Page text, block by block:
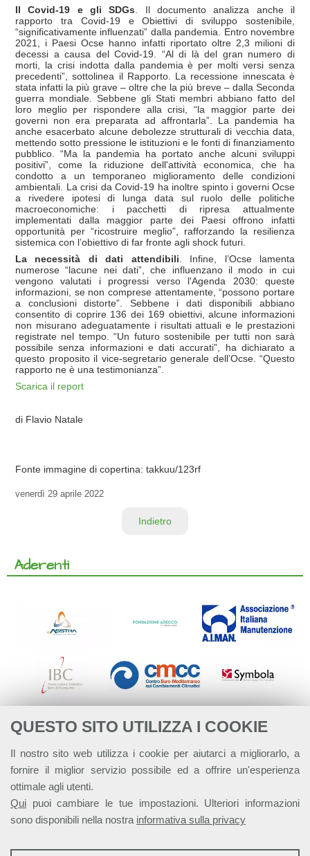
QUESTO SITO UTILIZZA I COOKIE
Il nostro sito web utilizza i cookie per aiutarci a migliorarlo, a
fornire il miglior servizio possibile ed a offrire un'esperienza
ottimale agli utenti.
Qui puoi cambiare le tue impostazioni. Ulteriori informazioni
sono disponibili nella nostra informativa sulla privacy
Il Covid-19 e gli SDGs . Il documento analizza anche il
rapporto tra Covid-19 e Obiettivi di sviluppo sostenibile,
“significativamente influenzati” dalla pandemia. Entro novembre
2021, i Paesi Ocse hanno infatti riportato oltre 2,3 milioni di
decessi a causa del Covid-19. “Al di là del gran numero di
morti, la crisi indotta dalla pandemia è per molti versi senza
precedenti”, sottolinea il Rapporto. La recessione innescata è
stata infatti la più grave – oltre che la più breve – dalla Seconda
guerra mondiale. Sebbene gli Stati membri abbiano fatto del
loro meglio per rispondere alla crisi, “la maggior parte dei
governi non era preparata ad affrontarla”. La pandemia ha
anche esacerbato alcune debolezze strutturali di vecchia data,
mettendo sotto pressione le istituzioni e le fonti di finanziamento
pubblico. “Ma la pandemia ha portato anche alcuni sviluppi
positivi”, come la riduzione dell'attività economica, che ha
condotto a un temporaneo miglioramento delle condizioni
ambientali. La crisi da Covid-19 ha inoltre spinto i governi Ocse
a rivedere ipotesi di lunga data sul ruolo delle politiche
macroeconomiche: i pacchetti di ripresa attualmente
implementati dalla maggior parte dei Paesi offrono infatti
opportunità per “ricostruire meglio”, rafforzando la resilienza
sistemica con l’obiettivo di far fronte agli shock futuri.
La necessità di dati attendibili . Infine, l’Ocse lamenta
numerose “lacune nei dati”, che influenzano il modo in cui
vengono valutati i progressi verso l'Agenda 2030: queste
informazioni, se non comprese attentamente, “possono portare
a conclusioni distorte”. Sebbene i dati disponibili abbiano
consentito di coprire 136 dei 169 obiettivi, alcune informazioni
non misurano adeguatamente i risultati attuali e le prestazioni
registrate nel tempo. “Un futuro sostenibile per tutti non sarà
possibile senza informazioni e dati accurati”, ha dichiarato a
questo proposito il vice-segretario generale dell’Ocse. “Questo
rapporto ne è una testimonianza”.
Scarica il report
di Flavio Natale
Fonte immagine di copertina: takkuu/123rf
venerdì 29 aprile 2022
Indietro
Aderenti